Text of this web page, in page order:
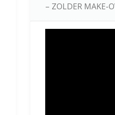
– ZOLDER MAKE-